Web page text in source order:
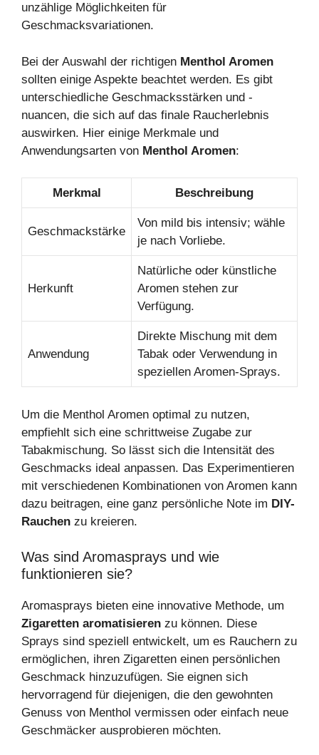
unzählige Möglichkeiten für
Geschmacksvariationen.
Bei der Auswahl der richtigen Menthol Aromen
sollten einige Aspekte beachtet werden. Es gibt
unterschiedliche Geschmacksstärken und -
nuancen, die sich auf das finale Raucherlebnis
auswirken. Hier einige Merkmale und
Anwendungsarten von Menthol Aromen:
Merkmal Beschreibung
Geschmackstärke
Von mild bis intensiv; wähle
je nach Vorliebe.
Herkunft
Natürliche oder künstliche
Aromen stehen zur
Verfügung.
Anwendung
Direkte Mischung mit dem
Tabak oder Verwendung in
speziellen Aromen-Sprays.
Um die Menthol Aromen optimal zu nutzen,
empfiehlt sich eine schrittweise Zugabe zur
Tabakmischung. So lässt sich die Intensität des
Geschmacks ideal anpassen. Das Experimentieren
mit verschiedenen Kombinationen von Aromen kann
dazu beitragen, eine ganz persönliche Note im DIY-
Rauchen zu kreieren.
Was sind Aromasprays und wie
funktionieren sie?
Aromasprays bieten eine innovative Methode, um
Zigaretten aromatisieren zu können. Diese
Sprays sind speziell entwickelt, um es Rauchern zu
ermöglichen, ihren Zigaretten einen persönlichen
Geschmack hinzuzufügen. Sie eignen sich
hervorragend für diejenigen, die den gewohnten
Genuss von Menthol vermissen oder einfach neue
Geschmäcker ausprobieren möchten.